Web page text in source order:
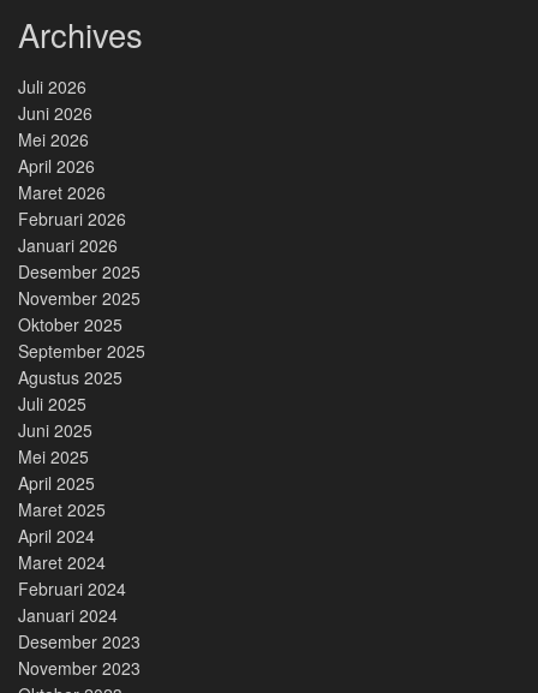
Archives
Juli 2026
Juni 2026
Mei 2026
April 2026
Maret 2026
Februari 2026
Januari 2026
Desember 2025
November 2025
Oktober 2025
September 2025
Agustus 2025
Juli 2025
Juni 2025
Mei 2025
April 2025
Maret 2025
April 2024
Maret 2024
Februari 2024
Januari 2024
Desember 2023
November 2023